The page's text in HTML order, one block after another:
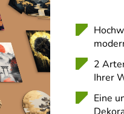
2
Ihrer
Eine